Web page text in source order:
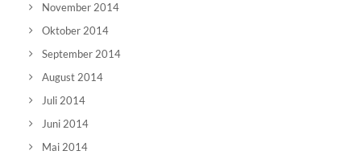
November 2014
Oktober 2014
September 2014
August 2014
Juli 2014
Juni 2014
Mai 2014